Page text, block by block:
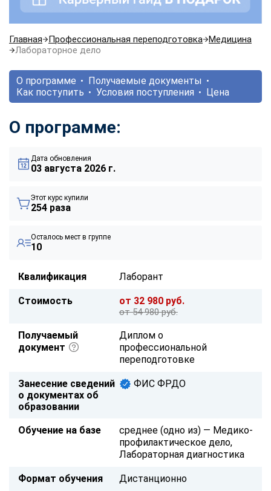
Главная Профессиональная переподготовка Медицина
Лабораторное дело
О программе
Получаемые документы
Как поступить
Условия поступления Цена
О программе:
Дата обновления
03 августа 2026 г.
Этот курс купили
254 раза
Осталось мест в группе
10
Квалификация Лаборант
Стоимость от 32 980 руб.
от 54 980 руб.
Получаемый
документ
Диплом о
профессиональной
переподготовке
Занесение сведений
о документах об
образовании
ФИС ФРДО
Обучение на базе
среднее (одно из) — Медико-
профилактическое дело,
Лабораторная диагностика
Формат обучения Дистанционно